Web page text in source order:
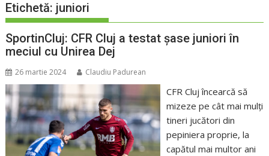
Etichetă: juniori
SportinCluj: CFR Cluj a testat șase juniori în
meciul cu Unirea Dej
26 martie 2024 Claudiu Padurean
CFR Cluj încearcă să
mizeze pe cât mai mulți
tineri jucători din
pepiniera proprie, la
capătul mai multor ani